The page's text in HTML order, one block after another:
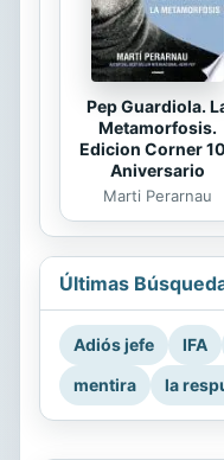
Pep Guardiola.
Metamorfosis.
Edicion Corner
Aniversario
Marti Perarnau
Últimas
Adiós jefe IFA
mentira
la